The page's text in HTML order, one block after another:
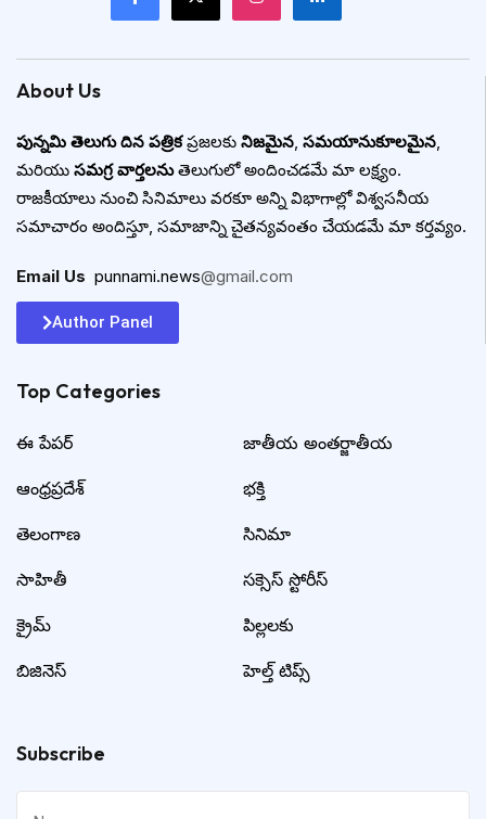
About Us
పున్నమి తెలుగు దిన పత్రికప్రజలకు నిజమైన సమయానుకూలమైన
మరియు సమగ్ర వార్తలనుతెలుగులో అందించడమే మా లక్ష్యం.
రాజకీయాలు నుంచి సినిమాలు వరకూ అన్ని విభాగాల్లో విశ్వసనీయ
సమాచారం అందిస్తూ, సమాజాన్ని చైతన్యవంతం చేయడమే మా కర్తవ్యం.
Email Us punnami.news@gmail.com
Author Panel
Top Categories​
ఈ పేపర్
ఆంధ్రప్రదేశ్
తెలంగాణ
సాహితీ
క్రైమ్
బిజినెస్
జాతీయ అంతర్జాతీయ
భక్తి
సినిమా
సక్సెస్ స్టోరీస్
పిల్లలకు
హెల్త్ టిప్స్
Subscribe